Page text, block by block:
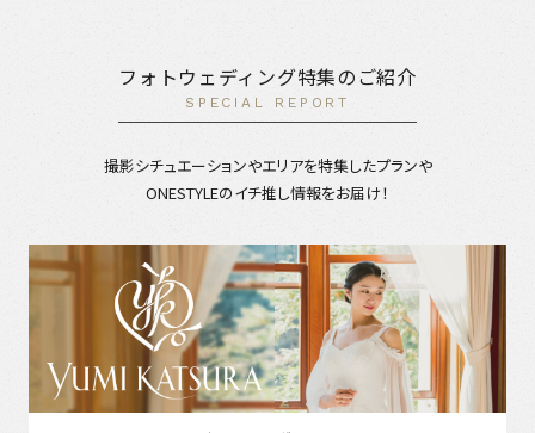
フォトウェディング特集のご紹介
SPECIAL REPORT
撮影シチュエーションやエリアを特集したプランや
ONESTYLEのイチ推し情報をお届け！